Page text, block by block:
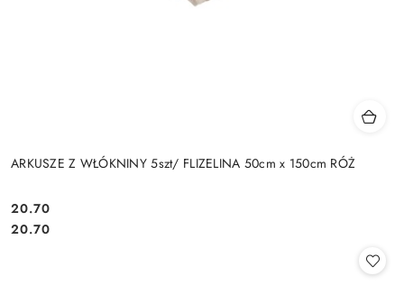
ARKUSZE Z WŁÓKNINY 5szt/ FLIZELINA 50cm x 150cm RÓŻ
Cena:
20.70
Cena:
20.70